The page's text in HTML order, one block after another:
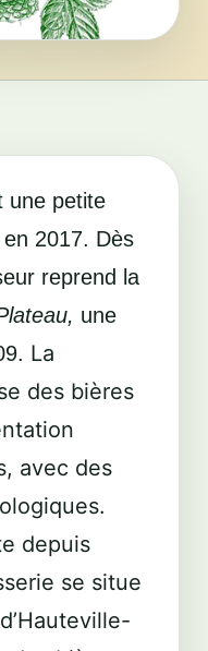
une petite
2017. Dès
reprend la
une
La
des bières
avec des
depuis
se situe